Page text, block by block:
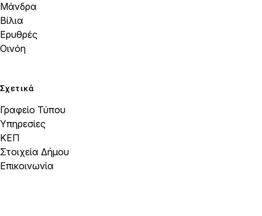
Μάνδρα
Βίλια
Ερυθρές
Οινόη
Σχετικά
Γραφείο Τύπου
Υπηρεσίες
ΚΕΠ
Στοιχεία Δήμου
Επικοινωνία